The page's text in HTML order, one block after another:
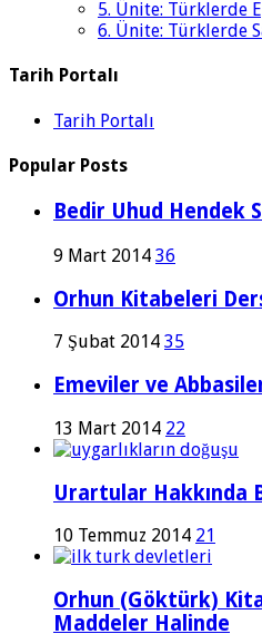
5. Ünite: Türklerde
6. Ünite: Türklerde
Tarih Portalı
Tarih Portalı
Popular Posts
Bedir Uhud Hendek
9 Mart 2014 36
Orhun Kitabeleri
7 Şubat 2014 35
Emeviler ve
13 Mart 2014 22
Urartular Hakkında
10 Temmuz 2014 21
Orhun (Göktürk)
Maddeler Halinde